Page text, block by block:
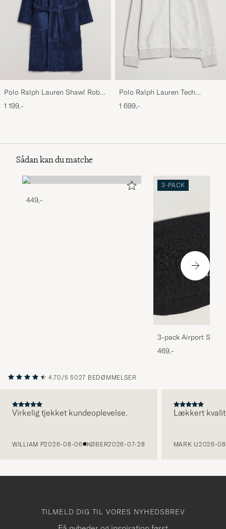
Polo Ralph Lauren Shawl Robe
Navy
1 199,-
Polo Ralph Lauren Tech
Performance Full Zip Light
Sport Heather
1 699,-
Sådan kan du matche
449,-
3-PACK
3-pack Airport
Melange
469,-
4.70/5 5027 BEDØMMELSER
Virkelig tjekket kundeoplevelse.
WILLIAM P2026-08-06 KØBER2026-07-28
Lækkert
MARK U2026-
TILMELD DIG TIL VORES NYHEDSBREV